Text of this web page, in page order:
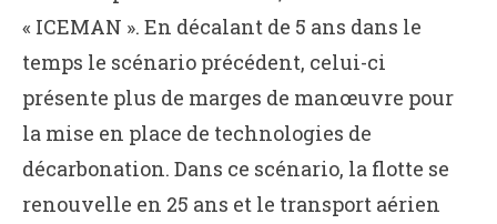
« ICEMAN ». En décalant de 5 ans dans le
temps le scénario précédent, celui-ci
présente plus de marges de manœuvre pour
la mise en place de technologies de
décarbonation. Dans ce scénario, la flotte se
renouvelle en 25 ans et le transport aérien